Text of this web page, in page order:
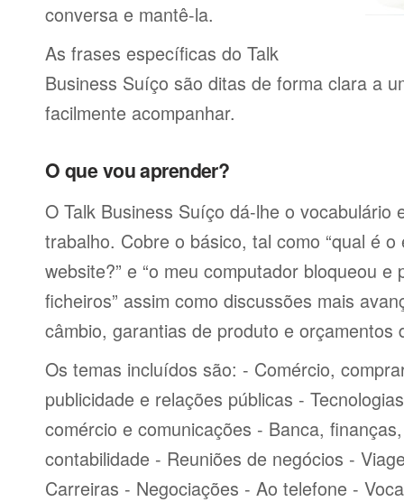
conversa e mantê-la.
As frases específicas do Talk
Business Suíço são ditas de forma clara a
facilmente acompanhar.
O que vou aprender?
O Talk Business Suíço dá-lhe o vocabulário
trabalho. Cobre o básico, tal como “qual é
website?” e “o meu computador bloqueou e
ficheiros” assim como discussões mais
câmbio, garantias de produto e orçamentos
Os temas incluídos são: - Comércio,
publicidade e relações públicas -
comércio e comunicações - Banca,
contabilidade - Reuniões de negócios -
Carreiras - Negociações - Ao telefone -